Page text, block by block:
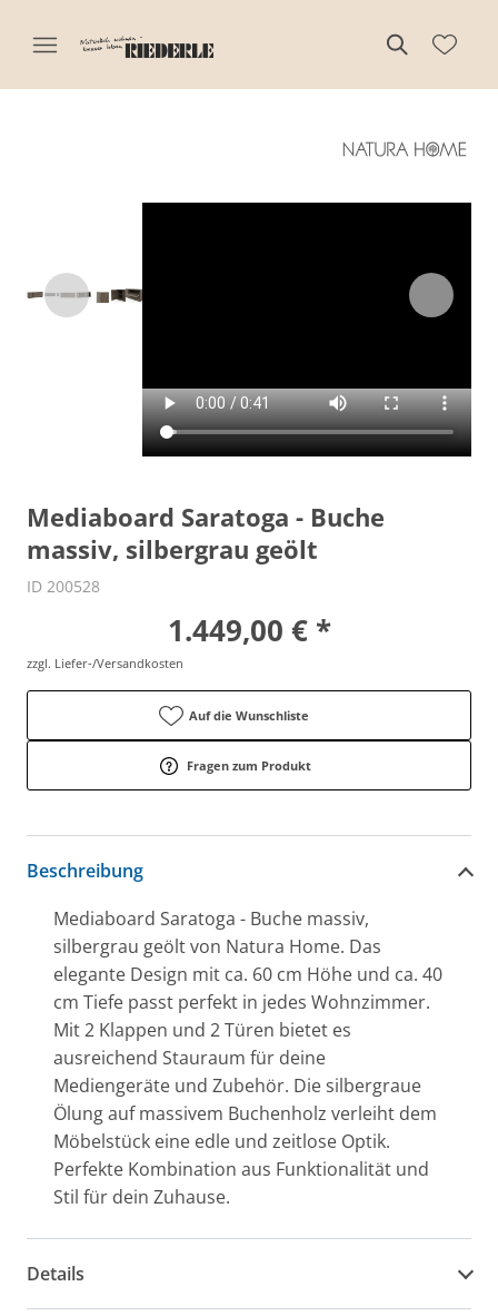
Mediaboard Saratoga - Buche
massiv, silbergrau geölt
ID 200528
1.449,00 € *
zzgl. Liefer-/Versandkosten
Auf die Wunschliste
Fragen zum Produkt
Beschreibung
Mediaboard Saratoga - Buche massiv,
silbergrau geölt von Natura Home. Das
elegante Design mit ca. 60 cm Höhe und ca. 40
cm Tiefe passt perfekt in jedes Wohnzimmer.
Mit 2 Klappen und 2 Türen bietet es
ausreichend Stauraum für deine
Mediengeräte und Zubehör. Die silbergraue
Ölung auf massivem Buchenholz verleiht dem
Möbelstück eine edle und zeitlose Optik.
Perfekte Kombination aus Funktionalität und
Stil für dein Zuhause.
Details